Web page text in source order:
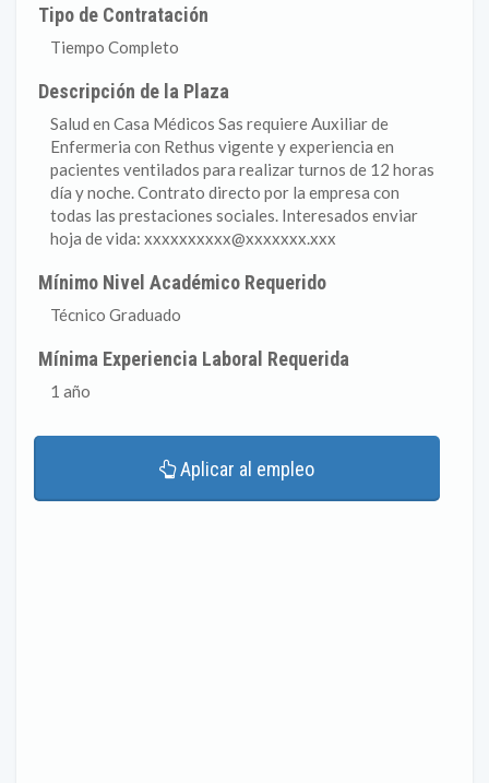
Tipo de Contratación
Tiempo Completo
Descripción de la Plaza
Salud en Casa Médicos Sas requiere Auxiliar de
Enfermeria con Rethus vigente y experiencia en
pacientes ventilados para realizar turnos de 12 horas
día y noche. Contrato directo por la empresa con
todas las prestaciones sociales. Interesados enviar
hoja de vida: xxxxxxxxxx@xxxxxxx.xxx
Mínimo Nivel Académico Requerido
Técnico Graduado
Mínima Experiencia Laboral Requerida
1 año
Aplicar al empleo